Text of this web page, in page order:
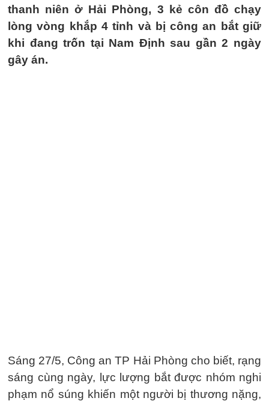
thanh niên ở Hải Phòng, 3 kẻ côn đồ chạy
lòng vòng khắp 4 tỉnh và bị công an bắt giữ
khi đang trốn tại Nam Định sau gần 2 ngày
gây án.
Sáng 27/5, Công an TP Hải Phòng cho biết, rạng
sáng cùng ngày, lực lượng bắt được nhóm nghi
phạm nổ súng khiến một người bị thương nặng,